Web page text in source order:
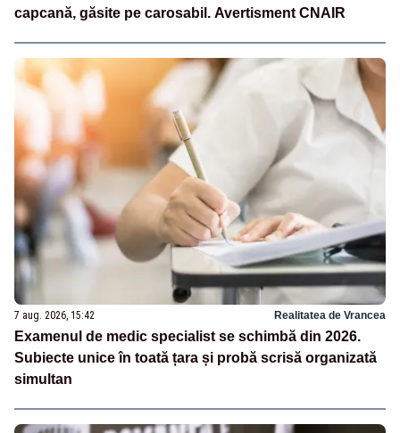
capcană, găsite pe carosabil. Avertisment CNAIR
7 aug. 2026, 15:42 Realitatea de Vrancea
Examenul de medic specialist se schimbă din 2026.
Subiecte unice în toată țara și probă scrisă organizată
simultan